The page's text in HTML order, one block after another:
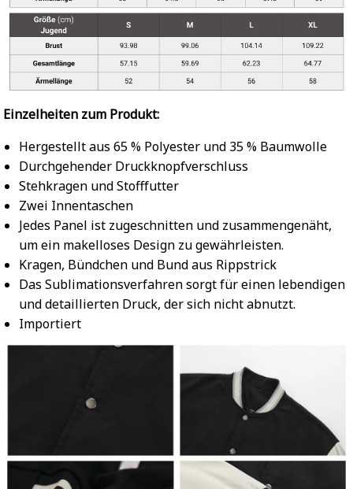
Einzelheiten zum Produkt:
Hergestellt aus 65 % Polyester und 35 % Baumwolle
Durchgehender Druckknopfverschluss
Stehkragen und Stofffutter
Zwei Innentaschen
Jedes Panel ist zugeschnitten und zusammengenäht,
um ein makelloses Design zu gewährleisten.
Kragen, Bündchen und Bund aus Rippstrick
Das Sublimationsverfahren sorgt für einen lebendigen
und detaillierten Druck, der sich nicht abnutzt.
Importiert